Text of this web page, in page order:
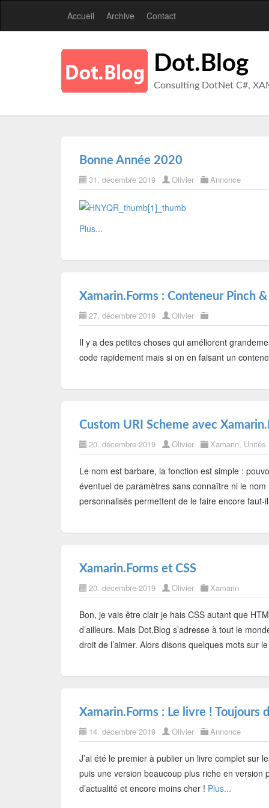
Accueil Archive Contact
Dot.Blog
Consulting DotNet C#,
Bonne Année 2020
31. décembre 2019 Olivier Annonce
Plus...
Xamarin.Forms : Conteneur Pinch
27. décembre 2019 Olivier
Il y a des petites choses qui améliorent
code rapidement mais si on en faisant un
Custom URI Scheme avec
20. décembre 2019 Olivier Xamarin, Unités
Le nom est barbare, la fonction est simple :
éventuel de paramètres sans connaître ni le
personnalisés permettent de le faire encore faut-
Xamarin.Forms et CSS
20. décembre 2019 Olivier Xamarin
Bon, je vais être clair je hais CSS autant que
d’ailleurs. Mais Dot.Blog s’adresse à tout le
droit de l’aimer. Alors disons quelques mots sur
Xamarin.Forms : Le livre ! Toujours
14. décembre 2019 Olivier Annonce
J’ai été le premier à publier un livre complet sur
puis une version beaucoup plus riche en
d’actualité et encore moins cher ! Plus...